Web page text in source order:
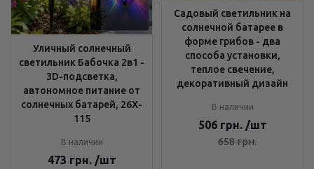
Уличный солнечный
светильник Бабочка 2в1 -
3D-подсветка,
автономное питание от
солнечных батарей, 26X-
115
В наличии
473 грн. /шт
Садовый светильник на
солнечной батарее в
форме грибов - два
способа установки,
теплое свечение,
декоративный дизайн
В наличии
506 грн. /шт
658грн.